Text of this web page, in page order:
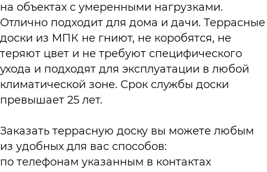
на объектах с умеренными нагрузками.
Отлично подходит для дома и дачи. Террасные
доски из МПК не гниют, не коробятся, не
теряют цвет и не требуют специфического
ухода и подходят для эксплуатации в любой
климатической зоне. Срок службы доски
превышает 25 лет.
Заказать террасную доску вы можете любым
из удобных для вас способов:
по телефонам указанным в контактах